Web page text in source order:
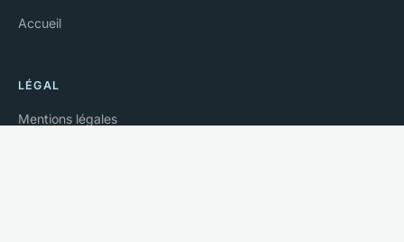
Accueil
LÉGAL
Mentions légales